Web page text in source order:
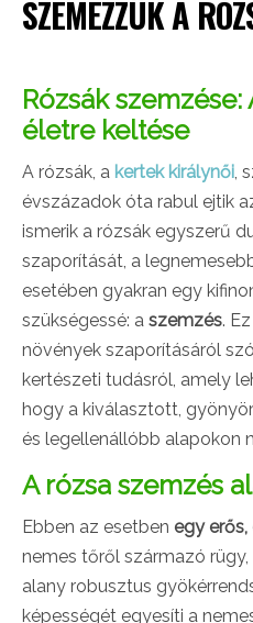
SZEMEZZÜK A
Rózsák
életre keltése
A rózsák, a kertek királynői ,
évszázadok óta rabul ejtik
ismerik a rózsák egyszerű
szaporítását, a
esetében gyakran egy
szükségessé: a szemzés.
növények szaporításáról
kertészeti tudásról, amely
hogy a kiválasztott,
és legellenállóbb alapokon
A rózsa szemzés
Ebben az esetben egy
nemes tőről származó
alany robusztus
képességét egyesíti a